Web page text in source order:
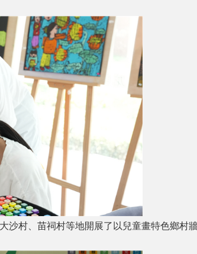
村、苗祠村等地開展了以兒童畫特色鄉村